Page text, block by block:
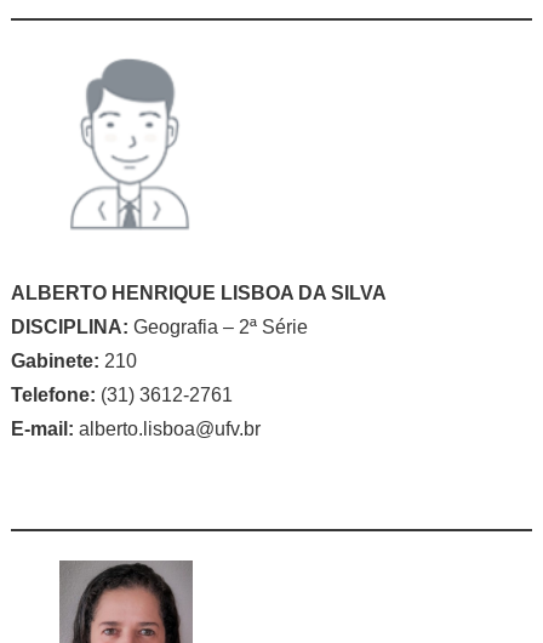
ALBERTO HENRIQUE LISBOA DA SILVA
DISCIPLINA: Geografia – 2ª Série
Gabinete: 210
Telefone: (31) 3612-2761
E-mail: alberto.lisboa@ufv.br